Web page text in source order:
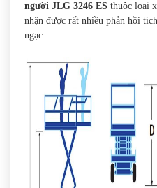
người JLG 3246 ES thuộc loại
nhận được rất nhiều phản hồi
ngạc.